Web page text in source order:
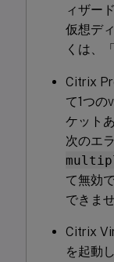
ィザー
仮想デ
くは、
Citrix
て1つの
ケット
次のエ
て無効
できま
Citrix
を起動